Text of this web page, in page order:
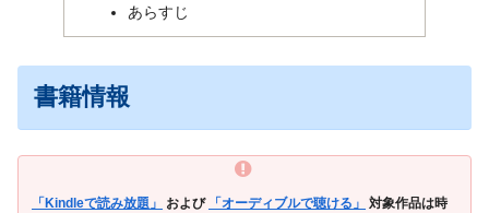
あらすじ
書籍情報
「Kindleで読み放題」 および 「オーディブルで聴ける」
対象作品は時